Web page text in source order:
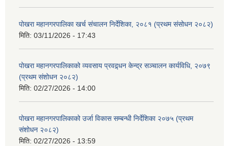
पोखरा महानगरपालिका खर्च संचालन निर्देशिका, २०८१ (प्रथम संसोधन २०८२)
मिति: 03/11/2026 - 17:43
पोखरा महानगरपालिकाको व्यवसाय प्रवद्र्धन केन्द्र सञ्चालन कार्यविधि, २०७९
(प्रथम संशोधन २०८२)
मिति: 02/27/2026 - 14:00
पोखरा महानगरपालिकाको उर्जा विकास सम्बन्धी निर्देशिका २०७५ (प्रथम
संशोधन २०८२)
मिति: 02/27/2026 - 13:59